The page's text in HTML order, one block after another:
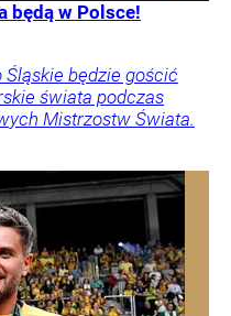
będą w Polsce!
będzie gościć
świata podczas
Mistrzostw Świata.